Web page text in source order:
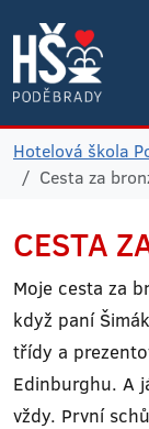
Hotelová škola
Cesta za
CESTA
Moje cesta za
když paní
třídy a
Edinburghu. A
vždy. První